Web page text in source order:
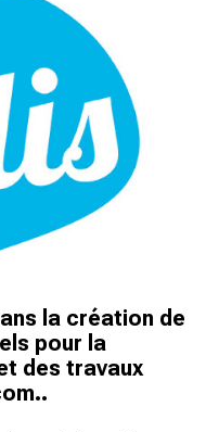
la création de
pour la
des travaux